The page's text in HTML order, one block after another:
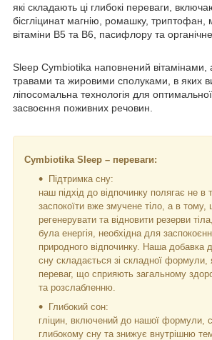
які складають ці глибокі переваги,
бісгліцинат магнію, ромашку, триптофан,
вітаміни B5 та B6, пасифлору та
Sleep Cymbiotika наповнений вітамінами,
травами та жировими сполуками, в яких
ліпосомальна технологія для
засвоєння поживних речовин.
Cymbiotika Sleep – переваги:
Підтримка сну:
наш підхід до відпочинку полягає не в
заспокоїти вже змучене тіло, а в тому,
регенерувати та відновити резерви
була енергія, необхідна для
природного відпочинку. Наша добавка
сну складається зі складної формули,
переваг, що сприяють загальному
та розслабленню.
Глибокий сон:
гліцин, включений до нашої формули,
глибокому сну та знижує внутрішню